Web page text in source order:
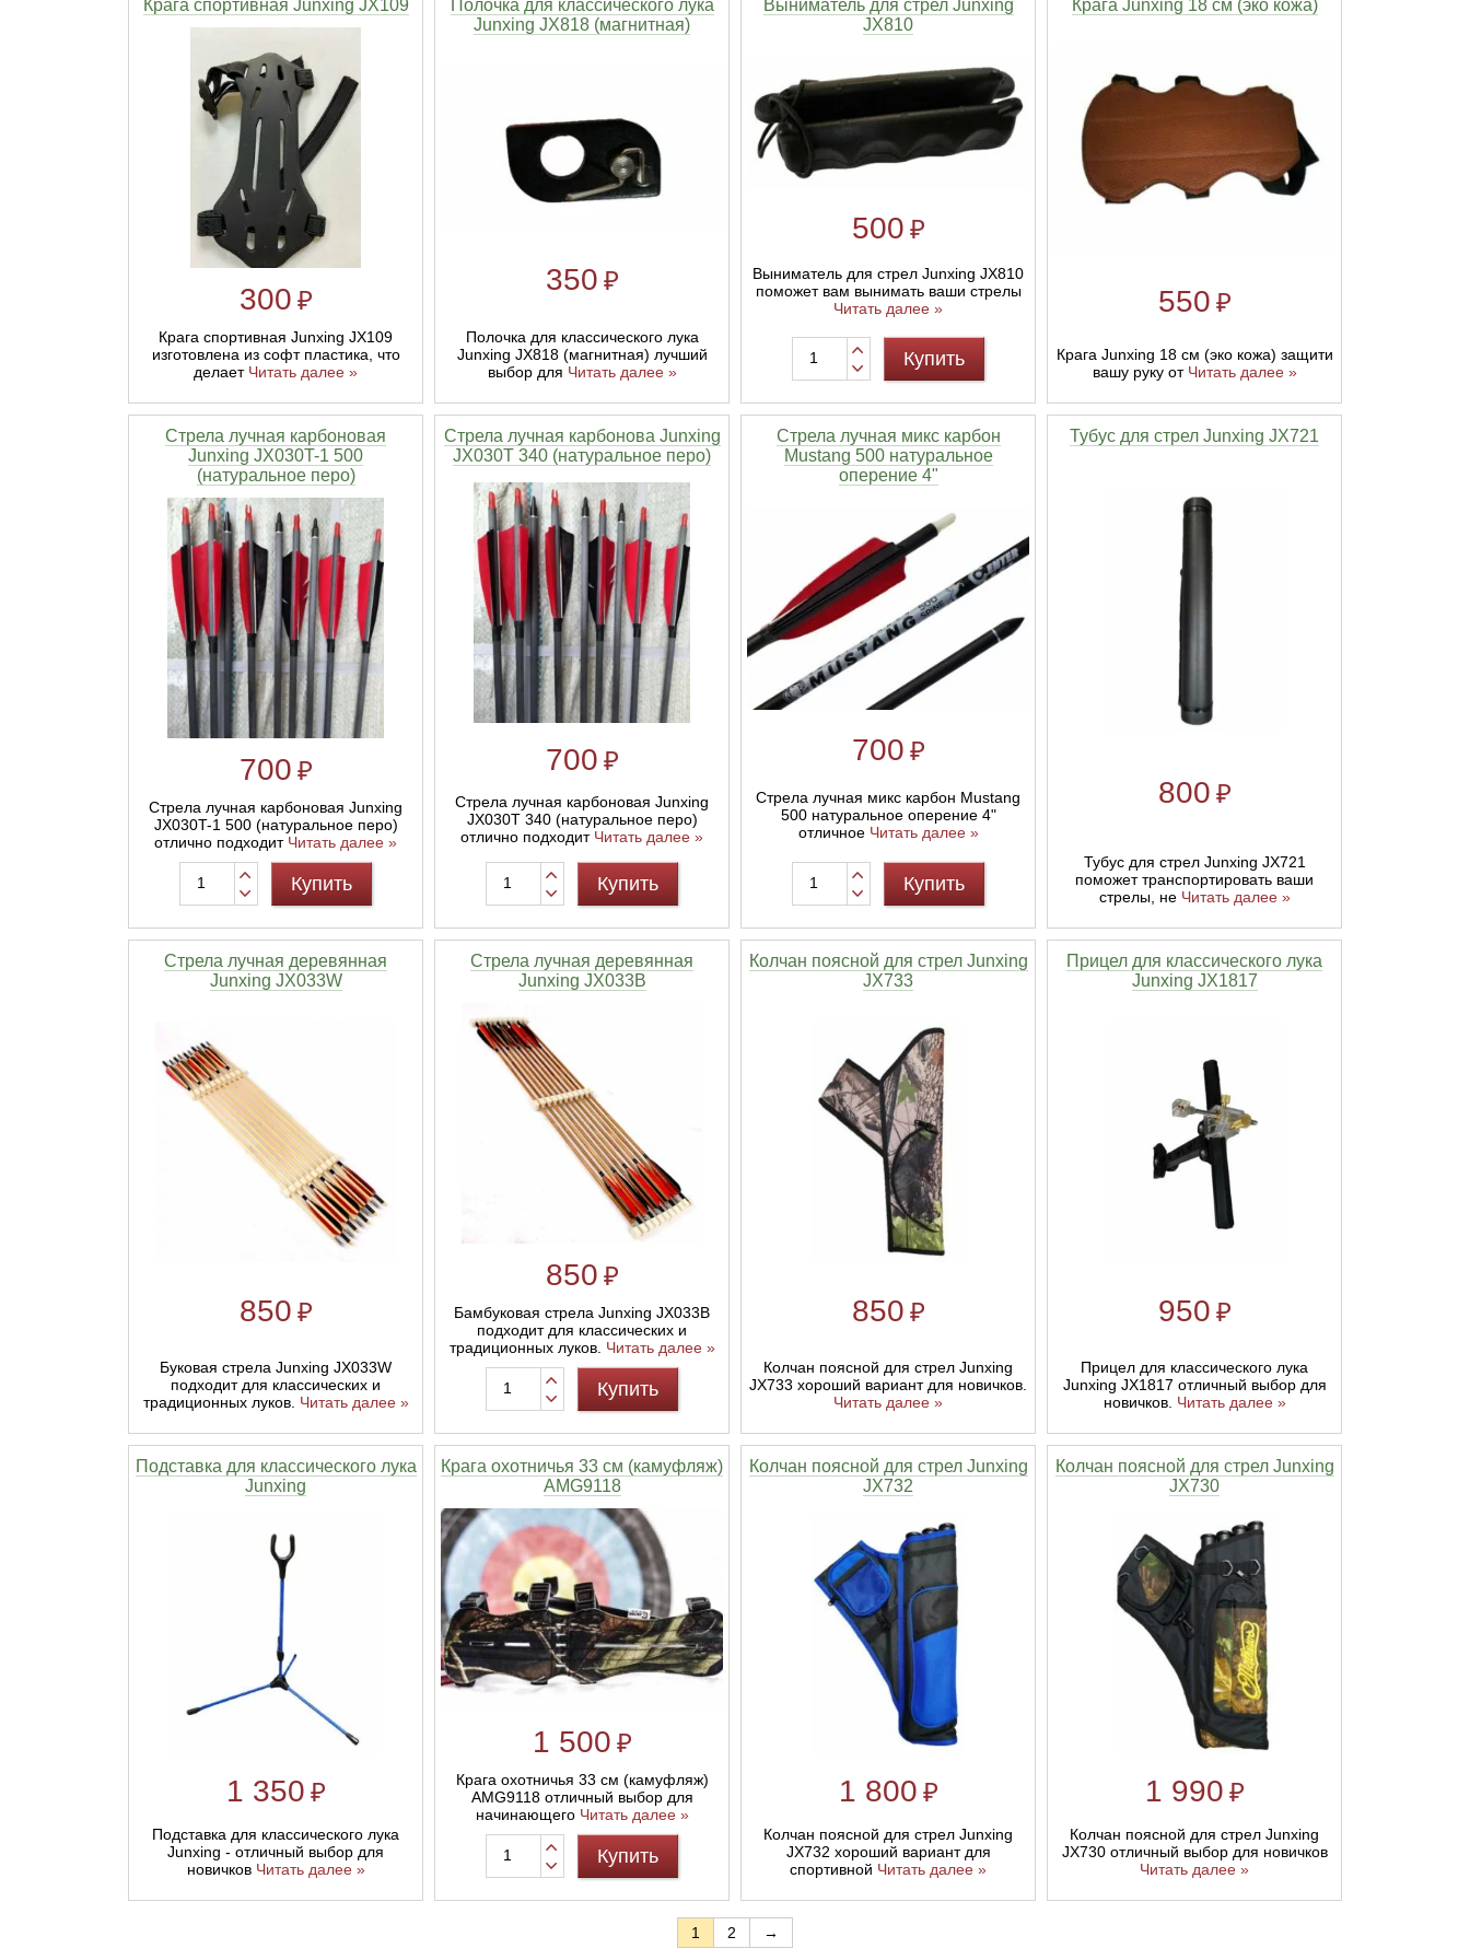
Крага спортивная Junxing JX109
300 ₽
Крага спортивная Junxing JX109
изготовлена из софт пластика, что
делает Читать далее »
Полочка для классического лука
Junxing JX818 (магнитная)
350 ₽
Полочка для классического лука
Junxing JX818 (магнитная) лучший
выбор для Читать далее »
Выниматель для стрел Junxing
JX810
500 ₽
Выниматель для стрел Junxing JX810
поможет вам вынимать ваши стрелы
Читать далее »
Купить
Крага Junxing 18 см (эко кожа)
550 ₽
Крага Junxing 18 см (эко кожа) защити
вашу руку от Читать далее »
Стрела лучная карбоновая
Junxing JX030T-1 500
(натуральное перо)
700 ₽
Стрела лучная карбоновая Junxing
JX030T-1 500 (натуральное перо)
отлично подходит Читать далее »
Купить
Стрела лучная карбонова Junxing
JX030T 340 (натуральное перо)
700 ₽
Стрела лучная карбоновая Junxing
JX030T 340 (натуральное перо)
отлично подходит Читать далее »
Купить
Стрела лучная микс карбон
Mustang 500 натуральное
оперение 4"
700 ₽
Стрела лучная микс карбон Mustang
500 натуральное оперение 4"
отличное Читать далее »
Купить
Тубус для стрел Junxing JX721
800 ₽
Тубус для стрел Junxing JX721
поможет транспортировать ваши
стрелы, не Читать далее »
Стрела лучная деревянная
Junxing JX033W
850 ₽
Буковая стрела Junxing JX033W
подходит для классических и
традиционных луков. Читать далее »
Cтрела лучная деревянная
Junxing JX033B
850 ₽
Бамбуковая стрела Junxing JX033B
подходит для классических и
традиционных луков. Читать далее »
Купить
Колчан поясной для стрел Junxing
JX733
850 ₽
Колчан поясной для стрел Junxing
JX733 хороший вариант для новичков.
Читать далее »
Прицел для классического лука
Junxing JX1817
950 ₽
Прицел для классического лука
Junxing JX1817 отличный выбор для
новичков. Читать далее »
Подставка для классического лука
Junxing
1 350 ₽
Подставка для классического лука
Junxing - отличный выбор для
новичков Читать далее »
Крага охотничья 33 см (камуфляж)
AMG9118
1 500 ₽
Крага охотничья 33 см (камуфляж)
AMG9118 отличный выбор для
начинающего Читать далее »
Купить
Колчан поясной для стрел Junxing
JX732
1 800 ₽
Колчан поясной для стрел Junxing
JX732 хороший вариант для
спортивной Читать далее »
Колчан поясной для стрел Junxing
JX730
1 990 ₽
Колчан поясной для стрел Junxing
JX730 отличный выбор для новичков
Читать далее »
1 2 →